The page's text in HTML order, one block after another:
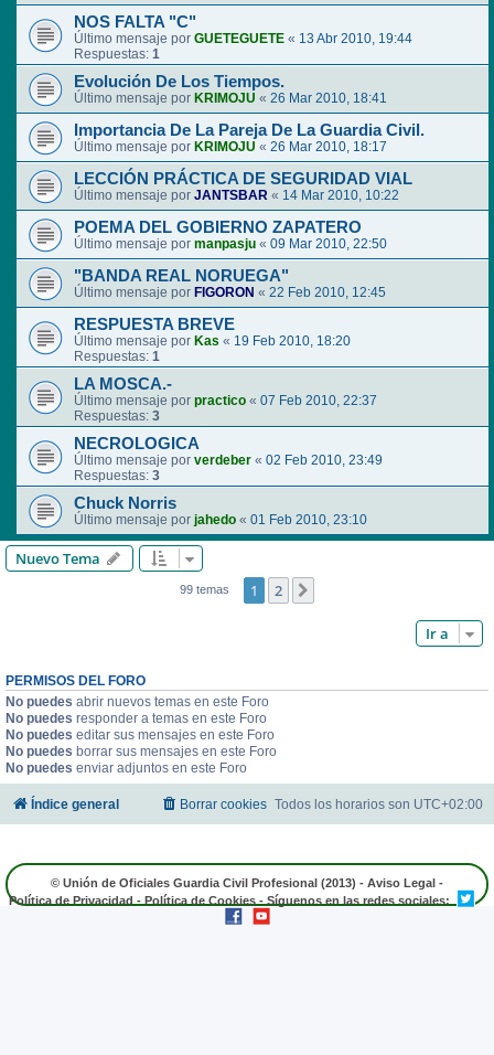
NOS FALTA "C"
Último mensaje por GUETEGUETE « 13 Abr 2010, 19:44
Respuestas: 1
Evolución De Los Tiempos.
Último mensaje por KRIMOJU « 26 Mar 2010, 18:41
Importancia De La Pareja De La Guardia Civil.
Último mensaje por KRIMOJU « 26 Mar 2010, 18:17
LECCIÓN PRÁCTICA DE SEGURIDAD VIAL
Último mensaje por JANTSBAR « 14 Mar 2010, 10:22
POEMA DEL GOBIERNO ZAPATERO
Último mensaje por manpasju « 09 Mar 2010, 22:50
"BANDA REAL NORUEGA"
Último mensaje por FIGORON « 22 Feb 2010, 12:45
RESPUESTA BREVE
Último mensaje por Kas « 19 Feb 2010, 18:20
Respuestas: 1
LA MOSCA.-
Último mensaje por practico « 07 Feb 2010, 22:37
Respuestas: 3
NECROLOGICA
Último mensaje por verdeber « 02 Feb 2010, 23:49
Respuestas: 3
Chuck Norris
Último mensaje por jahedo « 01 Feb 2010, 23:10
Nuevo Tema
99 temas 1 2
Ir a
PERMISOS DEL FORO
No puedes abrir nuevos temas en este Foro
No puedes responder a temas en este Foro
No puedes editar sus mensajes en este Foro
No puedes borrar sus mensajes en este Foro
No puedes enviar adjuntos en este Foro
Índice general Todos los horarios son UTC+02:00
Borrar cookies
© Unión de Oficiales Guardia Civil Profesional (2013) - Aviso Legal -
Política de Privacidad - Política de Cookies - Síguenos en las redes sociales: